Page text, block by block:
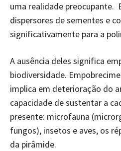
uma realidade preocupante.
dispersores de sementes e
significativamente para a
A ausência deles significa
biodiversidade.
implica em deterioração do
capacidade de sustentar a
presente: microfauna
fungos), insetos e aves, os
da pirâmide.